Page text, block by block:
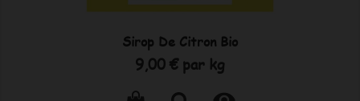
Sirop De Citron Bio
Prix
9,00 € par kg